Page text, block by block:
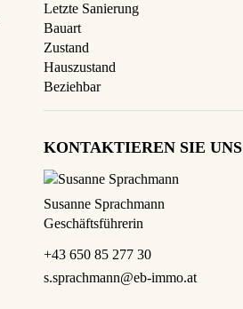
Letzte Sanierung
Bauart
Zustand
Hauszustand
Beziehbar
KONTAKTIEREN SIE UNS
Susanne Sprachmann
Geschäftsführerin
+43 650 85 277 30
s.sprachmann@eb-immo.at